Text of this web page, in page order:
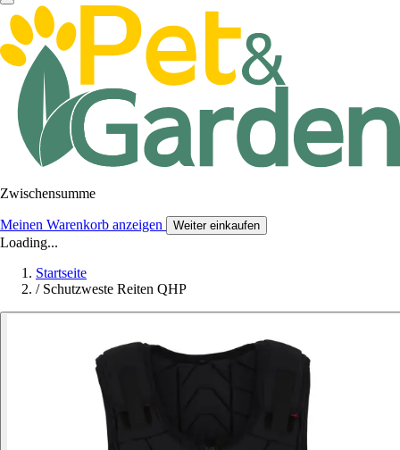
Zwischensumme
Meinen Warenkorb anzeigen Weiter einkaufen
Loading...
Startseite
/ Schutzweste Reiten QHP